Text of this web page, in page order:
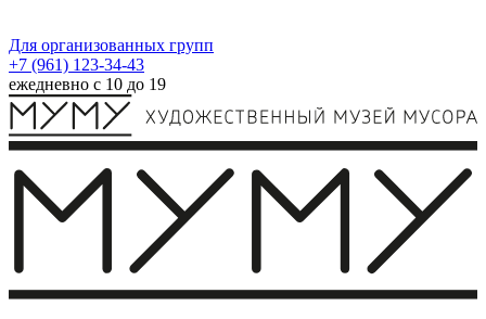
Для организованных групп
+7 (961) 123-34-43
ежедневно с 10 до 19